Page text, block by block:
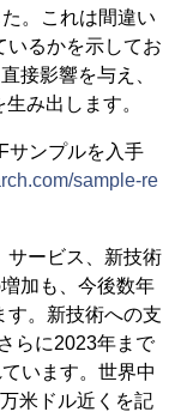
。これは間違い
いるかを示してお
接影響を与え、
み出します。
サンプルを入手
sample-re
サービス、新技術
加も、今後数年
す。新技術への支
らに2023年まで
います。世界中
米ドル近くを記